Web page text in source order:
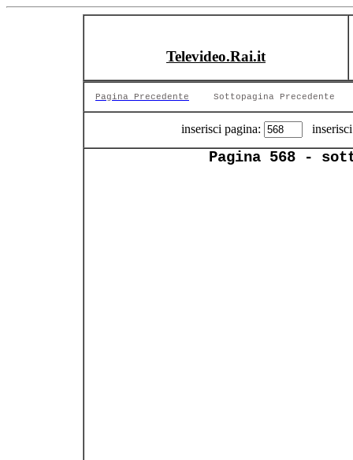
Televideo.Rai.it
Pagina Precedente Sottopagina Precedente
inserisci pagina:
Pagina 568 -